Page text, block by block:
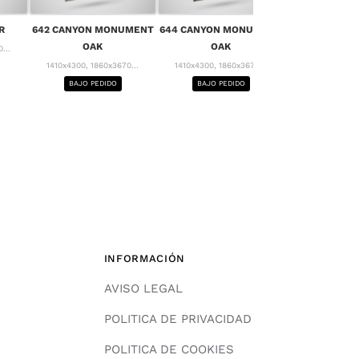
642 CANYON MONUMENT
OAK
1410x4300, 1860x3670...
BAJO PEDIDO
644 CANYON MONUMENT
OAK
1410x4300, 1860x3670...
BAJO PEDIDO
INFORMACIÓN
AVISO LEGAL
POLITICA DE PRIVACIDAD
POLITICA DE COOKIES